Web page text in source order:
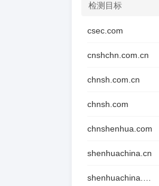
检测目标
csec.com
cnshchn.com.cn
chnsh.com.cn
chnsh.com
chnshenhua.com
shenhuachina.cn